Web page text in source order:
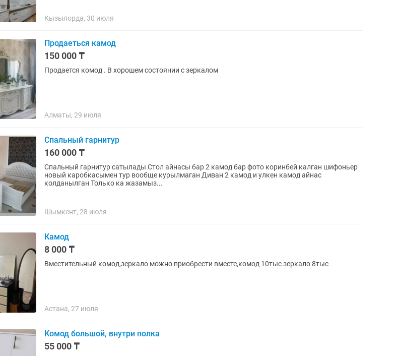
Кызылорда, 30 июля
Продаеться камод
150 000 ₸
Продается комод . В хорошем состоянии с зеркалом
Алматы, 29 июля
Спальный гарнитур
160 000 ₸
Спальный гарнитур сатылады Стол айнасы бар 2 камод бар фото коринбей калган шифоньер
новый каробкасымен тур вообще курылмаган Диван 2 камод и улкен камод айнас
колданылган Только ка жазамыз...
Шымкент, 28 июля
Камод
8 000 ₸
Вместительный комод,зеркало можно приобрести вместе,комод 10тыс зеркало 8тыс
Астана, 27 июля
Комод большой, внутри полка
55 000 ₸